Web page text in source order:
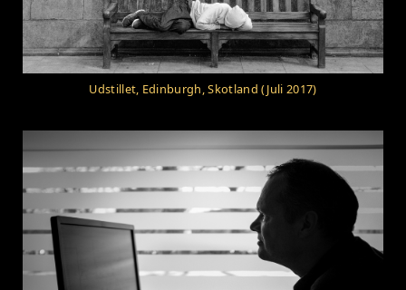
Udstillet, Edinburgh, Skotland (Juli 2017)